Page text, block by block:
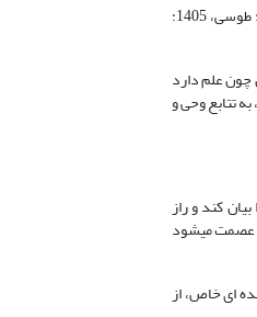
2. گرچه برخی از متفکران به انتقاد از دیدگاه فوق پرداخته‌اند ولی، با اشاره یا صراحت، برخی از خطوط این بیان را مقبول دانسته به تبیین و تقویت آن پرداخته‏‏اند (ن.ک: طوسی، 1405:
چون علم دارد
تتابع وحى و
کند و راز
عصمت می‏شود
ای خاص، از